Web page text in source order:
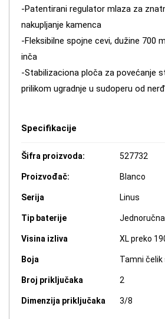
-Patentirani regulator mlaza za
nakupljanje kamenca
-Fleksibilne spojne cevi, dužine 700
inča
-Stabilizaciona ploča za povećanje
prilikom ugradnje u sudoperu od
Specifikacije
Šifra proizvoda: 527732
Proizvođač: Blanco
Serija Linus
Tip baterije Jednoručna
Visina izliva XL preko
Boja Tamni čelik
Broj priključaka 2
Dimenzija priključaka 3/8